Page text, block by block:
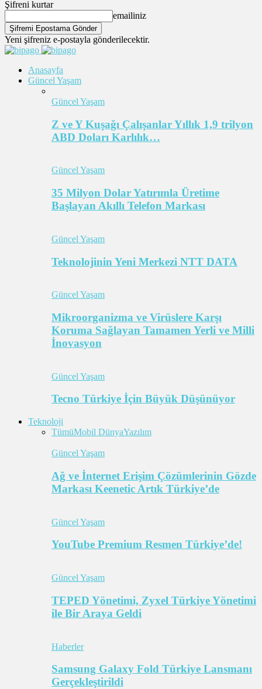
Şifreni kurtar
emailiniz
Yeni şifreniz e-postayla gönderilecektir.
Anasayfa
Güncel Yaşam
Güncel Yaşam
Z ve Y Kuşağı Çalışanlar Yıllık 1,9 trilyon
ABD Doları Karlılık…
Güncel Yaşam
35 Milyon Dolar Yatırımla Üretime
Başlayan Akıllı Telefon Markası
Güncel Yaşam
Teknolojinin Yeni Merkezi NTT DATA
Güncel Yaşam
Mikroorganizma ve Virüslere Karşı
Koruma Sağlayan Tamamen Yerli ve Milli
İnovasyon
Güncel Yaşam
Tecno Türkiye İçin Büyük Düşünüyor
Teknoloji
TümüMobil DünyaYazılım
Güncel Yaşam
Ağ ve İnternet Erişim Çözümlerinin Gözde
Markası Keenetic Artık Türkiye’de
Güncel Yaşam
YouTube Premium Resmen Türkiye’de!
Güncel Yaşam
TEPED Yönetimi, Zyxel Türkiye Yönetimi
ile Bir Araya Geldi
Haberler
Samsung Galaxy Fold Türkiye Lansmanı
Gerçekleştirildi